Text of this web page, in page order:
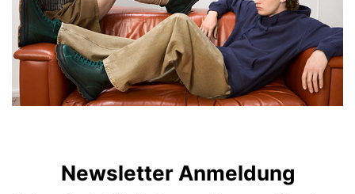
Newsletter Anmeldung